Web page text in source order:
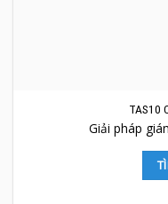
TAS10
Giải pháp